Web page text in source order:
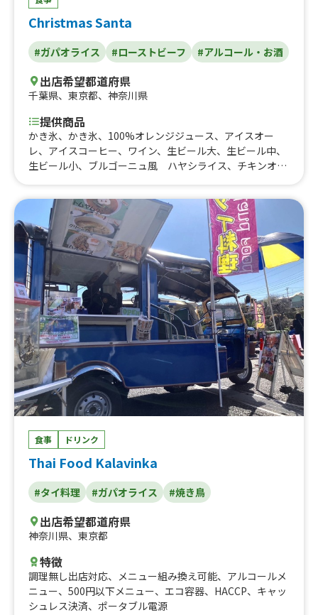
Christmas Santa
#ガパオライス #ローストビーフ #アルコール・お酒
出店希望都道府県
千葉県、 東京都、 神奈川県
提供商品
かき氷、かき氷、100%オレンジジュース、アイスオー
レ、アイスコーヒー、ワイン、生ビール大、生ビール中、
生ビール小、ブルゴーニュ風 ハヤシライス、チキンオー
icken、ジャーク Bistro chicken、創作ガパオごはん、B
BQセット、豚バラのスペアリブ、ローストビーフスペシ
ャル、ローストチキン付き欧風カレー、ローストチキン
食事 ドリンク
Thai Food Kalavinka
#タイ料理 #ガパオライス #焼き鳥
出店希望都道府県
神奈川県、 東京都
特徴
調理無し出店対応、 メニュー組み換え可能、 アルコールメ
ニュー、 500円以下メニュー、 エコ容器、 HACCP、 キャッ
シュレス決済、 ポータブル電源